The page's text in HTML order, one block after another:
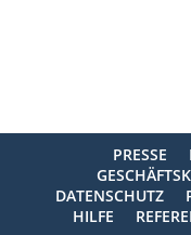
PRESSE
DATENSCHUTZ
HILFE